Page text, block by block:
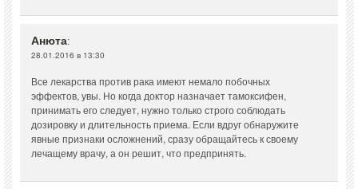
Анюта:
28.01.2016 в 13:30
Все лекарства против рака имеют немало побочных
эффектов, увы. Но когда доктор назначает тамоксифен,
принимать его следует, нужно только строго соблюдать
дозировку и длительность приема. Если вдруг обнаружите
явные признаки осложнений, сразу обращайтесь к своему
лечащему врачу, а он решит, что предпринять.